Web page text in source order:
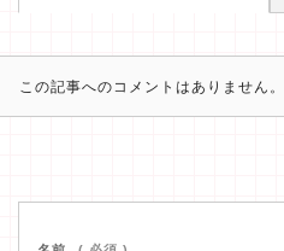
この記事へのコメントはありません。